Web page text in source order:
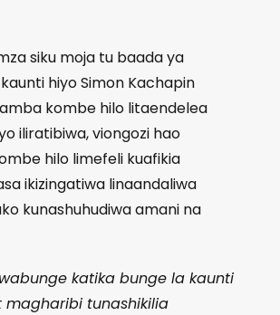
siku moja tu baada ya
hiyo Simon Kachapin
kombe hilo litaendelea
iliratibiwa, viongozi hao
hilo limefeli kuafikia
ikizingatiwa linaandaliwa
kunashuhudiwa amani na
katika bunge la kaunti
magharibi tunashikilia